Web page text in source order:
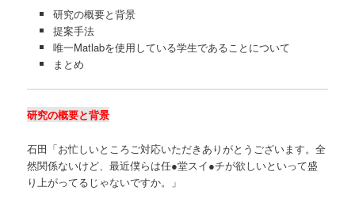
研究の概要と背景
提案手法
唯一Matlabを使用している学生であることについて
まとめ
研究の概要と背景
石田「お忙しいところご対応いただきありがとうございます。全
然関係ないけど、最近僕らは任●堂スイ●チが欲しいといって盛
り上がってるじゃないですか。」